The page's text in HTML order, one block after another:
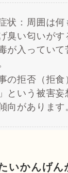
状：周囲は何
臭い匂いがす
が入っていて
の拒否（拒食
という被害妄
向があります
いかんげん